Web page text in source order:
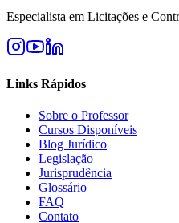
Especialista em Licitações e
Links Rápidos
Sobre o Professor
Cursos Disponíveis
Blog Jurídico
Legislação
Jurisprudência
Glossário
FAQ
Contato